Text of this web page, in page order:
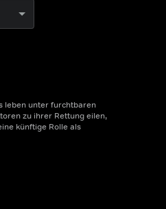
leben unter furchtbaren
zu ihrer Rettung eilen,
künftige Rolle als